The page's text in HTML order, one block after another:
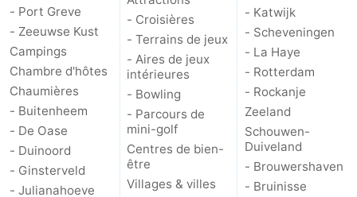
Adresses
Médicales
Région
Hollande-
Méridionale
Leiden
Bollenstreek
-
- Port Greve
- Zeeuwse Kust
Campings
Chambre d'hôtes
Chaumières
- Buitenheem
- De Oase
- Duinoord
- Ginsterveld
- Julianahoeve
- Croisières
- Terrains de jeux
- Aires de jeux
intérieures
- Bowling
- Parcours de
mini-golf
Centres de bien-
être
Villages & villes
- Katwijk
- Scheveningen
- La Haye
- Rotterdam
- Rockanje
Zeeland
Schouwen-
Duiveland
- Brouwershaven
- Bruinisse